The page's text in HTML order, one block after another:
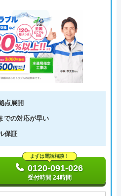
点展開
での対応が早い
保証
まずは電話相談！
0120-091-026
受付時間 24時間